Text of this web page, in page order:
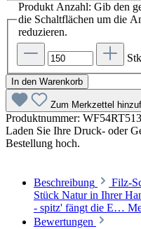
Produkt Anzahl: Gib den
die Schaltflächen um die
reduzieren.
Stk
In den Warenkorb
Zum Merkzettel
Produktnummer:
Laden Sie Ihre Druck- oder
Bestellung hoch.
Beschreibung
Filz-
Stück Natur in Ihrer
- spitz' fängt die E…
Bewertungen